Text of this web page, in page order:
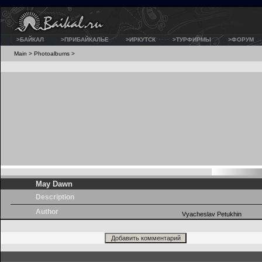
>БАЙКАЛ >ПРИБАЙКАЛЬЕ >ИРКУТСК >ТУРФИРМЫ >ФОРУМ
Main > Photoalbums >
May Dawn
Description
Author
Vyacheslav Petukhin